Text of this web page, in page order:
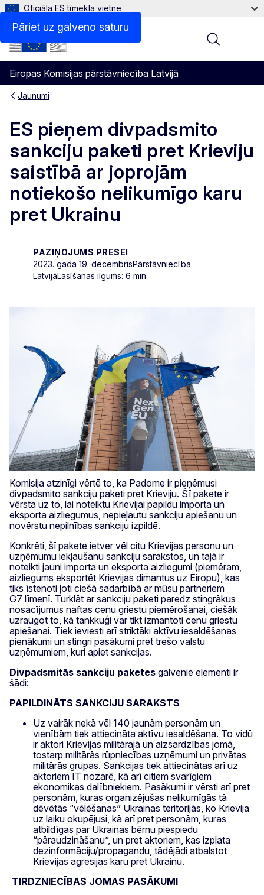
Pāriet uz galveno saturu
Oficiāla ES tīmekļa vietne
Eiropas Komisijas pārstāvniecība Latvijā
Menu
Jaunumi
ES pieņem divpadsmito
sankciju paketi pret Krieviju
saistībā ar joprojām
notiekošo nelikumīgo karu
pret Ukrainu
PAZIŅOJUMS PRESEI
2023. gada 19. decembrisPārstāvniecība
LatvijāLasīšanas ilgums: 6 min
Komisija atzinīgi vērtē to, ka Padome ir pieņēmusi
divpadsmito sankciju paketi pret Krieviju. Šī pakete ir
vērsta uz to, lai noteiktu Krievijai papildu importa un
eksporta aizliegumus, nepieļautu sankciju apiešanu un
novērstu nepilnības sankciju izpildē.
Konkrēti, šī pakete ietver vēl citu Krievijas personu un
uzņēmumu iekļaušanu sankciju sarakstos, un tajā ir
noteikti jauni importa un eksporta aizliegumi (piemēram,
aizliegums eksportēt Krievijas dimantus uz Eiropu), kas
tiks īstenoti ļoti ciešā sadarbībā ar mūsu partneriem
G7 līmenī. Turklāt ar sankciju paketi paredz stingrākus
nosacījumus naftas cenu griestu piemērošanai, ciešāk
uzraugot to, kā tankkuģi var tikt izmantoti cenu griestu
apiešanai. Tiek ieviesti arī striktāki aktīvu iesaldēšanas
pienākumi un stingri pasākumi pret trešo valstu
uzņēmumiem, kuri apiet sankcijas.
Divpadsmitās sankciju paketes galvenie elementi ir
šādi:
PAPILDINĀTS SANKCIJU SARAKSTS
Uz vairāk nekā vēl 140 jaunām personām un
vienībām tiek attiecināta aktīvu iesaldēšana. To vidū
ir aktori Krievijas militārajā un aizsardzības jomā,
tostarp militārās rūpniecības uzņēmumi un privātas
militārās grupas. Sankcijas tiek attiecinātas arī uz
aktoriem IT nozarē, kā arī citiem svarīgiem
ekonomikas dalībniekiem. Pasākumi ir vērsti arī pret
personām, kuras organizējušas nelikumīgās tā
dēvētās “vēlēšanas” Ukrainas teritorijās, ko Krievija
uz laiku okupējusi, kā arī pret personām, kuras
atbildīgas par Ukrainas bērnu piespiedu
“pāraudzināšanu”, un pret aktoriem, kas izplata
dezinformāciju/propagandu, tādējādi atbalstot
Krievijas agresijas karu pret Ukrainu.
TIRDZNIECĪBAS JOMAS PASĀKUMI